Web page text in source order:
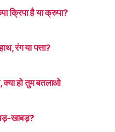
क्रिपा है या क्रुपा?
रंग या पत्ता?
क्या हो तुम बतलाओ
खाबड़?